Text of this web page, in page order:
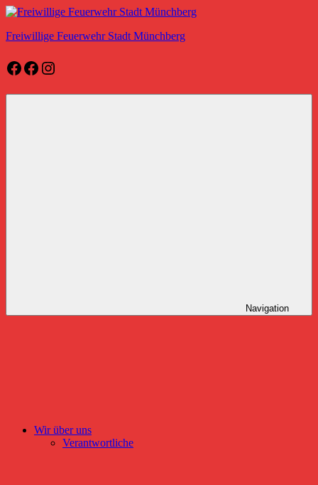
Zum
springen
Freiwillige Feuerwehr Stadt Münchberg
Freiwillige
Stadt
Facebook
Facebook
Instagram
Navigation
Wir über uns
Verantwortliche